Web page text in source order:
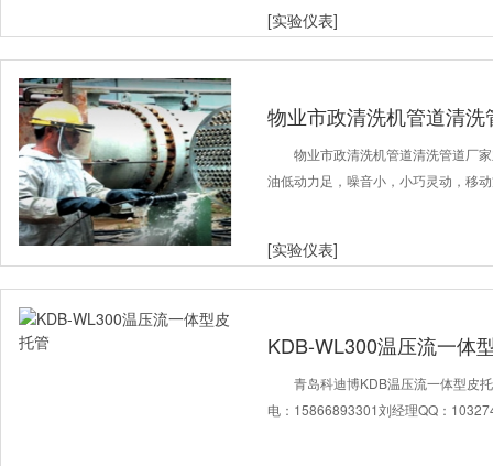
[实验仪表]
物业市政清洗机管道清洗
物业市政清洗机管道清洗管道厂
油低动力足，噪音小，小巧灵动，移
[实验仪表]
KDB-WL300温压流一体
青岛科迪博KDB温压流一体型皮
电：15866893301刘经理QQ：